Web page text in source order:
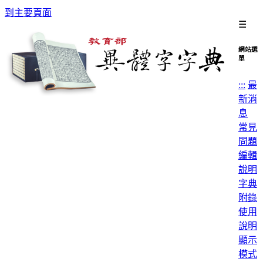
到主要頁面
☰
網站選
單
::: 最
新消
息
常見
問題
編輯
說明
字典
附錄
使用
說明
顯示
模式